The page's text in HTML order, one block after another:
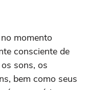
momento
consciente de
sons, os
bem como seus